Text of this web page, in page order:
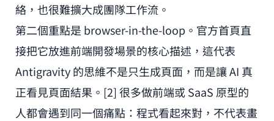
絡，也很難擴大成團隊工作流。
第二個重點是 browser-in-the-loop。官方首頁直
接把它放進前端開發場景的核心描述，這代表
Antigravity 的思維不是只生成頁面，而是讓 AI 真
正看見頁面結果。[2] 很多做前端或 SaaS 原型的
人都會遇到同一個痛點：程式看起來對，不代表畫